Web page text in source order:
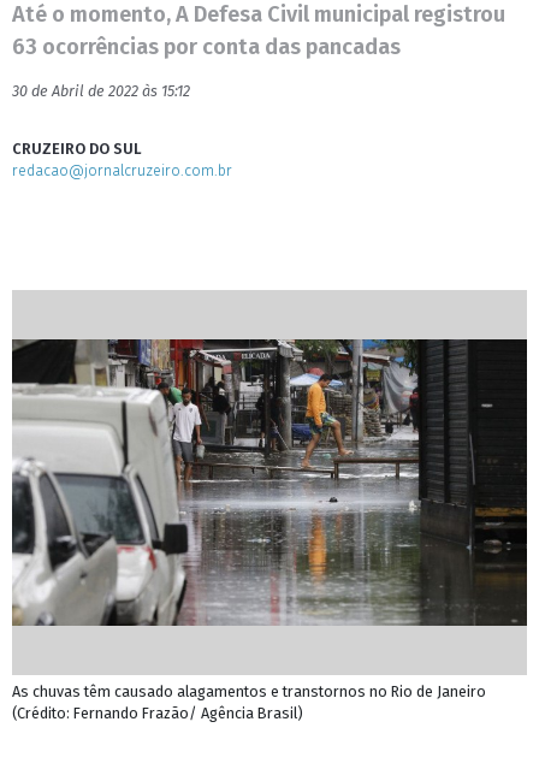
Até o momento, A Defesa Civil municipal registrou
63 ocorrências por conta das pancadas
30 de Abril de 2022 às 15:12
CRUZEIRO DO SUL
redacao@jornalcruzeiro.com.br
As chuvas têm causado alagamentos e transtornos no Rio de Janeiro
(Crédito: Fernando Frazão/ Agência Brasil)